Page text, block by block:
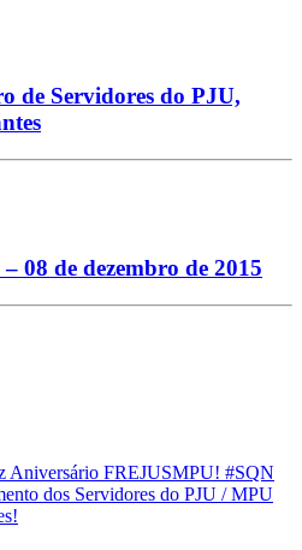
de Servidores do PJU,
08 de dezembro de 2015
Aniversário FREJUSMPU! #SQN
dos Servidores do PJU / MPU